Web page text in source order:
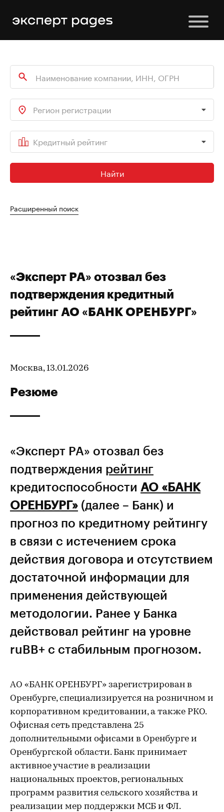
Регион регистрации
Кредитный рейтинг
Найти
Расширенный поиск
«Эксперт РА» отозвал без
подтверждения кредитный
рейтинг АО «БАНК ОРЕНБУРГ»
Москва, 13.01.2026
Резюме
«Эксперт РА» отозвал без
подтверждения рейтинг
кредитоспособности АО «БАНК
ОРЕНБУРГ» (далее – Банк) и
прогноз по кредитному рейтингу
в связи с истечением срока
действия договора и отсутствием
достаточной информации для
применения действующей
методологии. Ранее у Банка
действовал рейтинг на уровне
ruBB+ с стабильным прогнозом.
АО «БАНК ОРЕНБУРГ» зарегистрирован в
Оренбурге, специализируется на розничном и
корпоративном кредитовании, а также РКО.
Офисная сеть представлена 25
дополнительными офисами в Оренбурге и
Оренбургской области. Банк принимает
активное участие в реализации
национальных проектов, региональных
программ развития сельского хозяйства и
реализации мер поддержки МСБ и ФЛ.